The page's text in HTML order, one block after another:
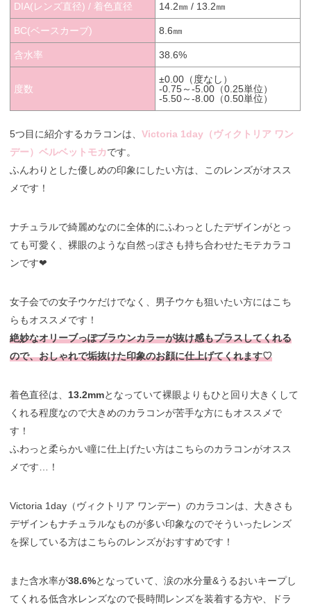
DIA(レンズ直径) / 着色直径 14.2㎜ / 13.2㎜
BC(ベースカーブ) 8.6㎜
含水率 38.6%
度数
±0.00（度なし）
-0.75～-5.00（0.25単位）
-5.50～-8.00（0.50単位）
5つ目に紹介するカラコンは、Victoria 1day（ヴィクトリア ワン
デー）ベルベットモカです。
ふんわりとした優しめの印象にしたい方は、このレンズがオスス
メです！
ナチュラルで綺麗めなのに全体的にふわっとしたデザインがとっ
ても可愛く、裸眼のような自然っぽさも持ち合わせたモテカラコ
ンです❤︎
女子会での女子ウケだけでなく、男子ウケも狙いたい方にはこち
らもオススメです！
絶妙なオリーブっぽブラウンカラーが抜け感もプラスしてくれる
ので、おしゃれで垢抜けた印象のお顔に仕上げてくれます♡
着色直径は、13.2mmとなっていて裸眼よりもひと回り大きくして
くれる程度なので大きめのカラコンが苦手な方にもオススメで
す！
ふわっと柔らかい瞳に仕上げたい方はこちらのカラコンがオスス
メです…！
Victoria 1day（ヴィクトリア ワンデー）のカラコンは、大きさも
デザインもナチュラルなものが多い印象なのでそういったレンズ
を探している方はこちらのレンズがおすすめです！
また含水率が38.6%となっていて、涙の水分量&うるおいキープし
てくれる低含水レンズなので長時間レンズを装着する方や、ドラ